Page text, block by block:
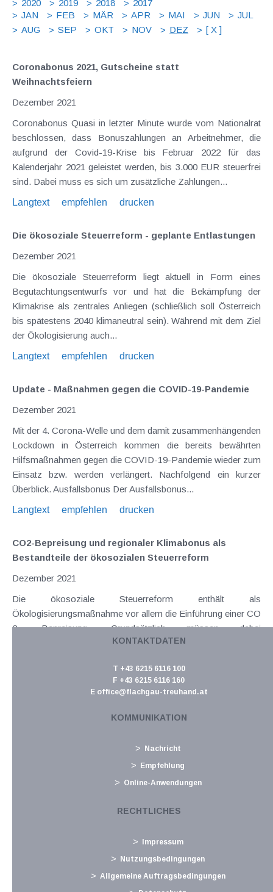
2020
2019 2018
2017
JAN
FEB MÄR APR MAI JUN
JUL
AUG
SEP OKT NOV DEZ [ X ]
Coronabonus 2021, Gutscheine statt
Weihnachtsfeiern
Dezember 2021
Coronabonus Quasi in letzter Minute wurde vom Nationalrat
beschlossen, dass Bonuszahlungen an Arbeitnehmer, die
aufgrund der Covid-19-Krise bis Februar 2022 für das
Kalenderjahr 2021 geleistet werden, bis 3.000 EUR steuerfrei
sind. Dabei muss es sich um zusätzliche Zahlungen...
Langtext
empfehlen drucken
Die ökosoziale Steuerreform - geplante Entlastungen
Dezember 2021
Die ökosoziale Steuerreform liegt aktuell in Form eines
Begutachtungsentwurfs vor und hat die Bekämpfung der
Klimakrise als zentrales Anliegen (schließlich soll Österreich
bis spätestens 2040 klimaneutral sein). Während mit dem Ziel
der Ökologisierung auch...
Langtext
empfehlen drucken
Update - Maßnahmen gegen die COVID-19-Pandemie
Dezember 2021
Mit der 4. Corona-Welle und dem damit zusammenhängenden
Lockdown in Österreich kommen die bereits bewährten
Hilfsmaßnahmen gegen die COVID-19-Pandemie wieder zum
Einsatz bzw. werden verlängert. Nachfolgend ein kurzer
Überblick. Ausfallsbonus Der Ausfallsbonus...
Langtext
empfehlen drucken
CO2-Bepreisung und regionaler Klimabonus als
Bestandteile der ökosozialen Steuerreform
Dezember 2021
Die ökosoziale Steuerreform enthält als
Ökologisierungsmaßnahme vor allem die Einführung einer CO
2 -Bepreisung. Grundsätzlich müssen dabei
Mineralölunternehmen oder Gaslieferanten
empfehlen drucken
Die Besteuerung von Kryptowährungen war in der
(siehe auch KI 03/18). Der Begutachtungsentwurf zur
Einkünfte i.Z.m. Kryptowährungen (prominentestes Beispiel
empfehlen drucken
KONTAKTDATEN
T +43 6215 6116 100
F +43 6215 6116 160
E office@flachgau-treuhand.at
KOMMUNIKATION
Nachricht
Empfehlung
Online-Anwendungen
RECHTLICHES
Impressum
Nutzungsbedingungen
Allgemeine Auftragsbedingungen